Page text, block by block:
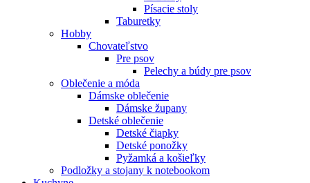
Písacie stoly
Taburetky
Hobby
Chovateľstvo
Pre psov
Pelechy a búdy pre psov
Oblečenie a móda
Dámske oblečenie
Dámske župany
Detské oblečenie
Detské čiapky
Detské ponožky
Pyžamká a košieľky
Podložky a stojany k notebookom